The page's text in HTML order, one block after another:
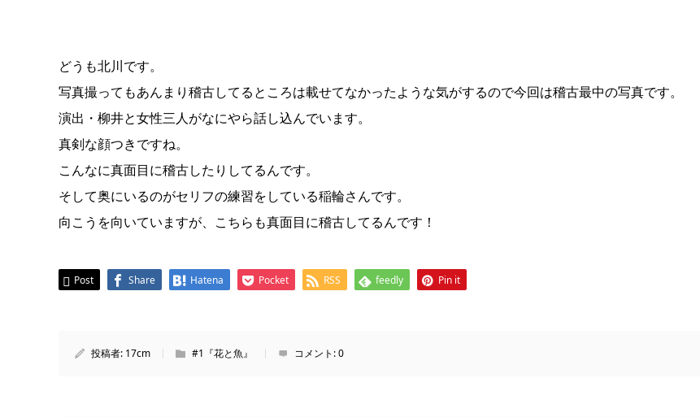
どうも北川です。
写真撮ってもあんまり稽古してるところは載せてなかったような気がするので今回は稽古最中の写真です。
演出・柳井と女性三人がなにやら話し込んでいます。
真剣な顔つきですね。
こんなに真面目に稽古したりしてるんです。
そして奥にいるのがセリフの練習をしている稲輪さんです。
向こうを向いていますが、こちらも真面目に稽古してるんです！
Post Share Hatena Pocket RSS feedly Pin it
投稿者: 17cm #1『花と魚』 コメント:0